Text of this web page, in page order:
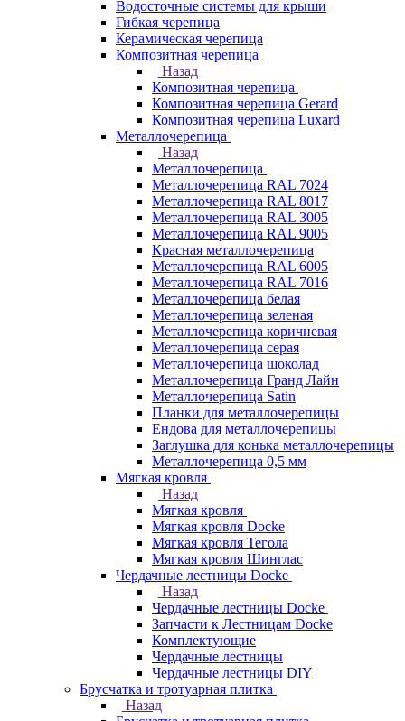
Водосточные системы для крыши
Гибкая черепица
Керамическая черепица
Композитная черепица
Назад
Композитная черепица
Композитная черепица Gerard
Композитная черепица Luxard
Металлочерепица
Назад
Металлочерепица
Металлочерепица RAL 7024
Металлочерепица RAL 8017
Металлочерепица RAL 3005
Металлочерепица RAL 9005
Красная металлочерепица
Металлочерепица RAL 6005
Металлочерепица RAL 7016
Металлочерепица белая
Металлочерепица зеленая
Металлочерепица коричневая
Металлочерепица серая
Металлочерепица шоколад
Металлочерепица Гранд Лайн
Металлочерепица Satin
Планки для металлочерепицы
Ендова для металлочерепицы
Заглушка для конька металлочерепицы
Металлочерепица 0,5 мм
Мягкая кровля
Назад
Мягкая кровля
Мягкая кровля Docke
Мягкая кровля Тегола
Мягкая кровля Шинглас
Чердачные лестницы Docke
Назад
Чердачные лестницы Docke
Запчасти к Лестницам Docke
Комплектующие
Чердачные лестницы
Чердачные лестницы DIY
Брусчатка и тротуарная плитка
Назад